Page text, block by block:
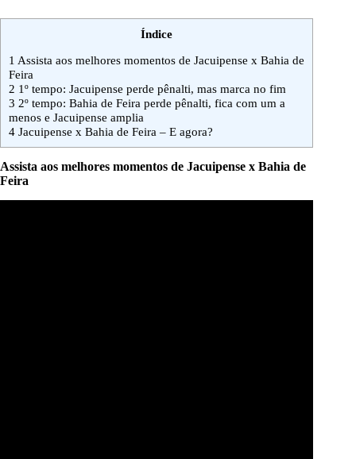
Índice
1 Assista aos melhores momentos de Jacuipense x Bahia de
Feira
2 1º tempo: Jacuipense perde pênalti, mas marca no fim
3 2º tempo: Bahia de Feira perde pênalti, fica com um a
menos e Jacuipense amplia
4 Jacuipense x Bahia de Feira – E agora?
Assista aos melhores momentos de Jacuipense x Bahia de
Feira